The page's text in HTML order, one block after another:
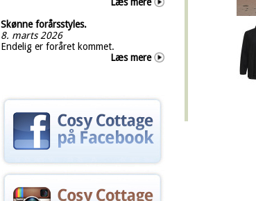
Skønne forårsstyles.
8. marts 2026
Endelig er foråret kommet.
Læs mere